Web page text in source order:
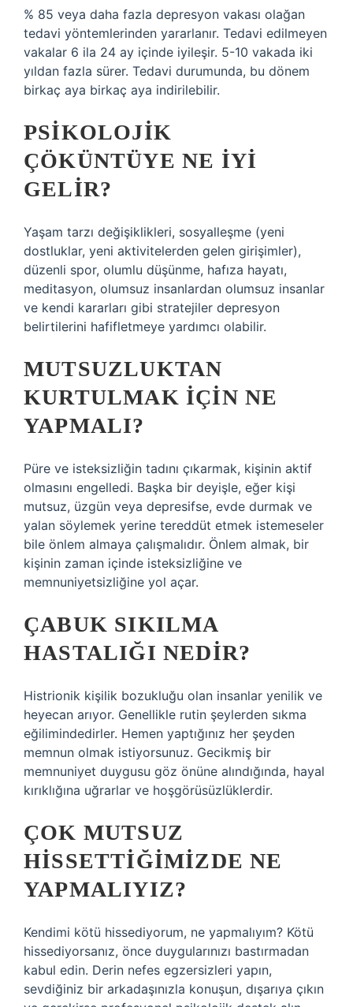
% 85 veya daha fazla depresyon vakası olağan
tedavi yöntemlerinden yararlanır. Tedavi edilmeyen
vakalar 6 ila 24 ay içinde iyileşir. 5-10 vakada iki
yıldan fazla sürer. Tedavi durumunda, bu dönem
birkaç aya birkaç aya indirilebilir.
PSIKOLOJIK
ÇÖKÜNTÜYE NE IYI
GELIR?
Yaşam tarzı değişiklikleri, sosyalleşme (yeni
dostluklar, yeni aktivitelerden gelen girişimler),
düzenli spor, olumlu düşünme, hafıza hayatı,
meditasyon, olumsuz insanlardan olumsuz insanlar
ve kendi kararları gibi stratejiler depresyon
belirtilerini hafifletmeye yardımcı olabilir.
MUTSUZLUKTAN
KURTULMAK IÇIN NE
YAPMALI?
Püre ve isteksizliğin tadını çıkarmak, kişinin aktif
olmasını engelledi. Başka bir deyişle, eğer kişi
mutsuz, üzgün veya depresifse, evde durmak ve
yalan söylemek yerine tereddüt etmek istemeseler
bile önlem almaya çalışmalıdır. Önlem almak, bir
kişinin zaman içinde isteksizliğine ve
memnuniyetsizliğine yol açar.
ÇABUK SIKILMA
HASTALIĞI NEDIR?
Histrionik kişilik bozukluğu olan insanlar yenilik ve
heyecan arıyor. Genellikle rutin şeylerden sıkma
eğilimindedirler. Hemen yaptığınız her şeyden
memnun olmak istiyorsunuz. Gecikmiş bir
memnuniyet duygusu göz önüne alındığında, hayal
kırıklığına uğrarlar ve hoşgörüsüzlüklerdir.
ÇOK MUTSUZ
HISSETTIĞIMIZDE NE
YAPMALIYIZ?
Kendimi kötü hissediyorum, ne yapmalıyım? Kötü
hissediyorsanız, önce duygularınızı bastırmadan
kabul edin. Derin nefes egzersizleri yapın,
sevdiğiniz bir arkadaşınızla konuşun, dışarıya çıkın